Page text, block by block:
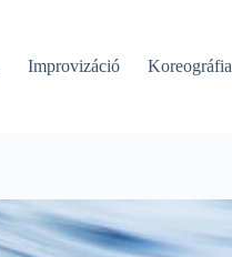
Improvizáció Koreográfia